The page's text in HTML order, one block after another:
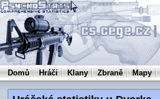
Domů Hráči Klany Zbraně Mapy